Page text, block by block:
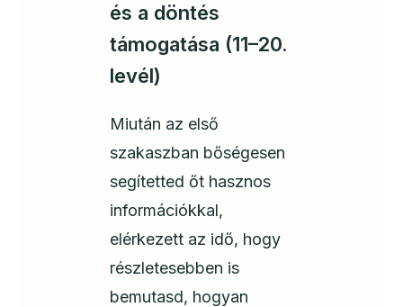
és a döntés
támogatása (11–20.
levél)
Miután az első
szakaszban bőségesen
segítetted őt hasznos
információkkal,
elérkezett az idő, hogy
részletesebben is
bemutasd, hogyan